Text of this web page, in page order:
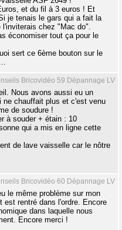
et du fil à 3 euros ! Et
je tenais le gars qui a fait la
chez "Mac do".
économiser tout ça pour le
sert ce 6ème bouton sur le
Bricovidéo 59 Dépannage LV
Nous avons aussi eu un
ne chauffait plus et c'est venu
de soudure !
à souder + étain : 10
qui a mis en ligne cette
de lave vaisselle car le nôtre
Bricovidéo 60 Dépannage LV
le même problème sur mon
est rentré dans l'ordre. Encore
dans laquelle nous
Encore merci !